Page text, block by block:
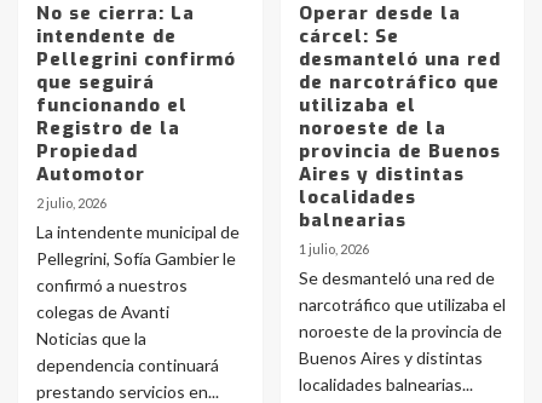
No se cierra: La
intendente de
Pellegrini confirmó
que seguirá
funcionando el
Registro de la
Propiedad
Automotor
2 julio, 2026
La intendente municipal de
Pellegrini, Sofía Gambier le
confirmó a nuestros
colegas de Avanti
Noticias que la
dependencia continuará
prestando servicios en...
Operar desde la
cárcel: Se
desmanteló una red
de narcotráfico que
utilizaba el
noroeste de la
provincia de Buenos
Aires y distintas
localidades
balnearias
1 julio, 2026
Se desmanteló una red de
narcotráfico que utilizaba el
noroeste de la provincia de
Buenos Aires y distintas
localidades balnearias...